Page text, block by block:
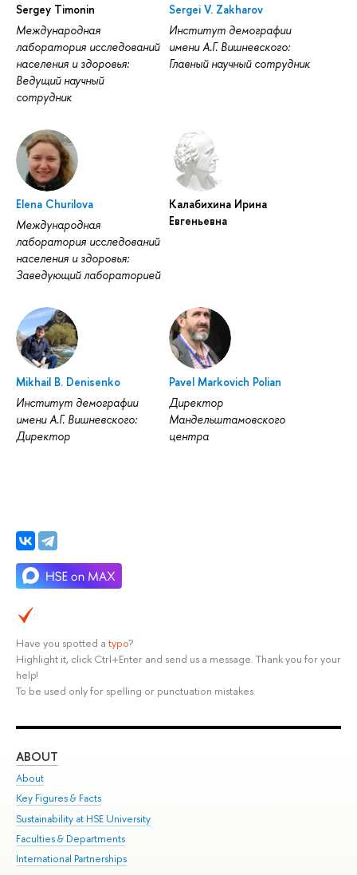
Sergey Timonin
Международная
лаборатория исследований
населения и здоровья:
Ведущий научный
сотрудник
Sergei V. Zakharov
Институт демографии
имени А.Г. Вишневского:
Главный научный сотрудник
Elena Churilova
Международная
лаборатория исследований
населения и здоровья:
Заведующий лабораторией
Калабихина Ирина
Евгеньевна
Mikhail B. Denisenko
Институт демографии
имени А.Г. Вишневского:
Директор
Pavel Markovich Polian
Директор
Мандельштамовского
центра
Have you spotted a typo?
Highlight it, click Ctrl+Enter and send us a message. Thank you for your
help!
To be used only for spelling or punctuation mistakes.
ABOUT
About
Key Figures & Facts
Sustainability at HSE University
Faculties & Departments
International Partnerships